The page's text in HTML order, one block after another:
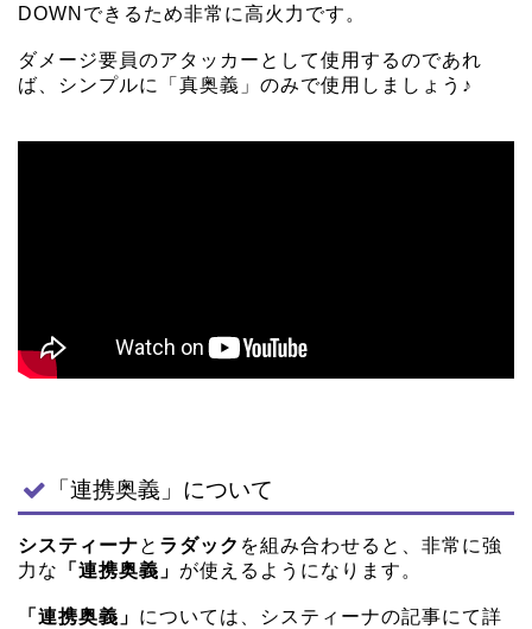
DOWNできるため非常に高火力です。
ダメージ要員のアタッカーとして使用するのであれ
ば、シンプルに「真奥義」のみで使用しましょう♪
「連携奥義」について
システィーナと ラダック を組み合わせると、非常に強
力な
「連携奥義」 が使えるようになります。
「連携奥義」 については、システィーナの記事にて詳